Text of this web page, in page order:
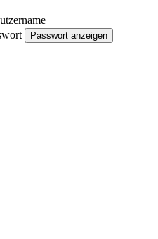
Passwort anzeigen